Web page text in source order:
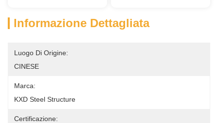
Informazione Dettagliata
Luogo Di Origine:
CINESE
Marca:
KXD Steel Structure
Certificazione: